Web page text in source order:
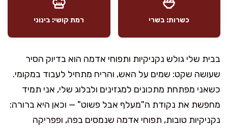
כשרות: בשרי רמת קושי: בינוני
בבית שלי גולש נקניקיות ותפוחי אדמה הוא בדיוק הסיר
שעושה שקט: שמים על האש, והריח מתחיל לעבוד במקומי.
כשאני מפתחת מתכונים למגזינים ולבלוג שלי, אני תמיד
מחפשת את נקודת ה"מעלף אבל פשוט" — וכאן היא ברורה:
נקניקיות טובות, תפוחי אדמה שנמסים בפה, ופפריקה